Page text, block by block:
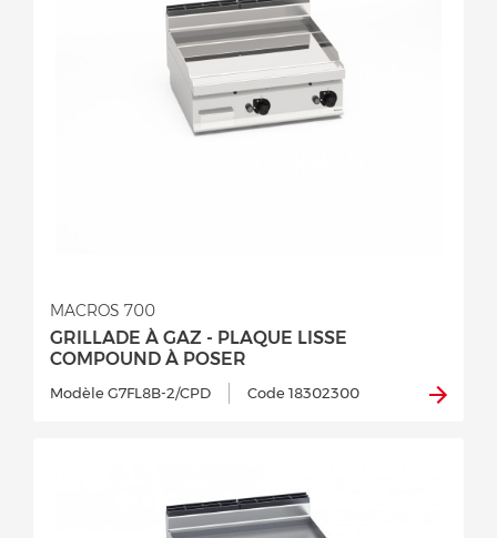
GRILLADE À GAZ - PLAQUE LISSE
COMPOUND À POSER
MACROS 700
Modèle G7FL8B-2/CPD Code 18302300